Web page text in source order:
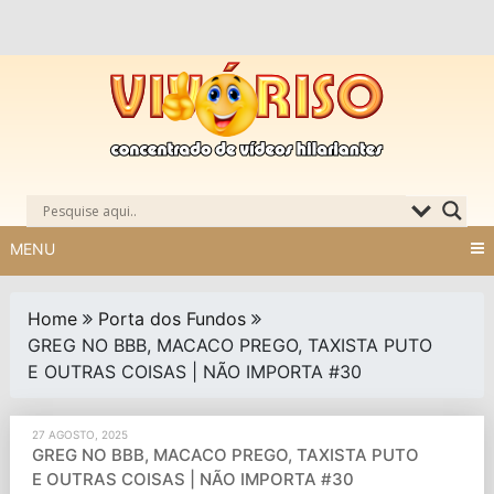
MENU
Home
Porta dos Fundos
GREG NO BBB, MACACO PREGO, TAXISTA PUTO
E OUTRAS COISAS | NÃO IMPORTA #30
27 AGOSTO, 2025
GREG NO BBB, MACACO PREGO, TAXISTA PUTO
E OUTRAS COISAS | NÃO IMPORTA #30